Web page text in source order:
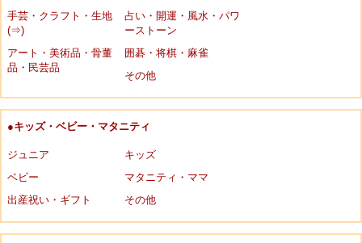
手芸・クラフト・生地
(⇒)
占い・開運・風水・パワ
ーストーン
アート・美術品・骨董
品・民芸品
囲碁・将棋・麻雀
その他
●キッズ・ベビー・マタニティ
ジュニア
キッズ
ベビー
マタニティ・ママ
出産祝い・ギフト
その他